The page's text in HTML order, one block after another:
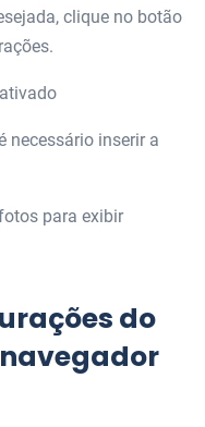
clique no botão
necessário inserir a
para exibir
do